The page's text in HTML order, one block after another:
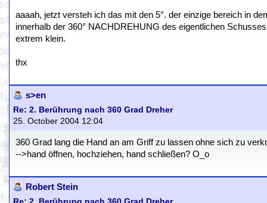
aaaah, jetzt versteh ich das mit den 5°. der einzige bereich in
innerhalb der 360° NACHDREHUNG des eigentlichen
extrem klein.
thx
s>en
Re: 2. Berührung nach 360 Grad Dreher
25. October 2004 12:04
360 Grad lang die Hand an am Griff zu lassen ohne sich zu
-->hand öffnen, hochziehen, hand schließen? O_o
Robert Stein